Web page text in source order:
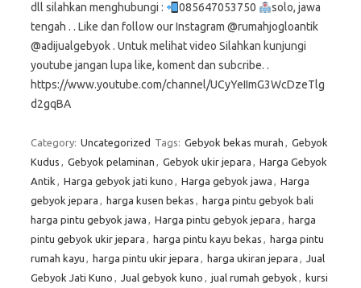
dll silahkan menghubungi :
085647053750
solo, jawa
tengah . . Like dan follow our Instagram @rumahjogloantik
@adijualgebyok . Untuk melihat video Silahkan kunjungi
youtube jangan lupa like, koment dan subcribe. .
https://www.youtube.com/channel/UCyYeIImG3WcDzeTlg
d2gqBA
Category: Uncategorized Tags: Gebyok bekas murah , Gebyok
Kudus , Gebyok pelaminan , Gebyok ukir jepara , Harga Gebyok
Antik , Harga gebyok jati kuno , Harga gebyok jawa , Harga
gebyok jepara , harga kusen bekas , harga pintu gebyok bali
harga pintu gebyok jawa , Harga pintu gebyok jepara , harga
pintu gebyok ukir jepara , harga pintu kayu bekas , harga pintu
rumah kayu , harga pintu ukir jepara , harga ukiran jepara , Jual
Gebyok Jati Kuno , Jual gebyok kuno , jual rumah gebyok , kursi